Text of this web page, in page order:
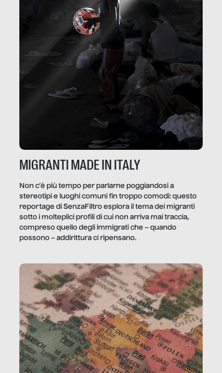
MIGRANTI MADE IN ITALY
Non c’è più tempo per parlarne poggiandosi a
stereotipi e luoghi comuni fin troppo comodi: questo
reportage di SenzaFiltro esplora il tema dei migranti
sotto i molteplici profili di cui non arriva mai traccia,
compreso quello degli immigrati che – quando
possono – addirittura ci ripensano.